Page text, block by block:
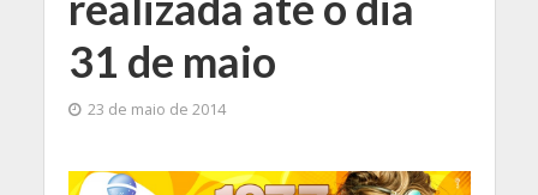
31 de maio
23 de maio de 2014